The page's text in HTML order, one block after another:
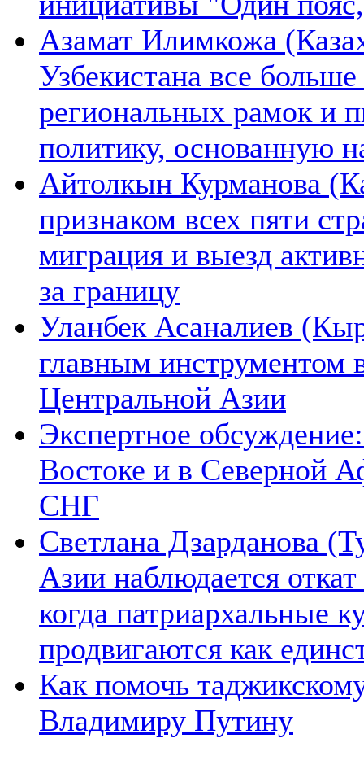
Азамат Илимкожа
Узбекистана все
региональных рамок и
политику, основанную
Айтолкын Курманова
признаком всех пяти
миграция и выезд
за границу
Уланбек Асаналиев
главным инструментом
Центральной Азии
Экспертное
Востоке и в Северной
СНГ
Светлана Дзарданова
Азии наблюдается
когда патриархальные
продвигаются как
Как помочь
Владимиру Путину